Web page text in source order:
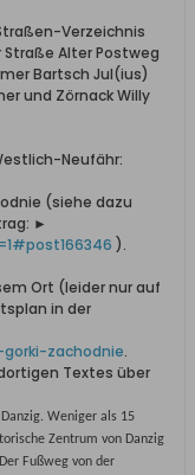
Verzeichnis
Straße Alter Postweg
Bartsch Jul(ius)
und Zörnack Willy
Neufähr:
(siehe dazu
►
).
Ort (leider nur auf
in der
zachodnie.
Textes über
Weniger als 15
Zentrum von Danzig
Fußweg von der